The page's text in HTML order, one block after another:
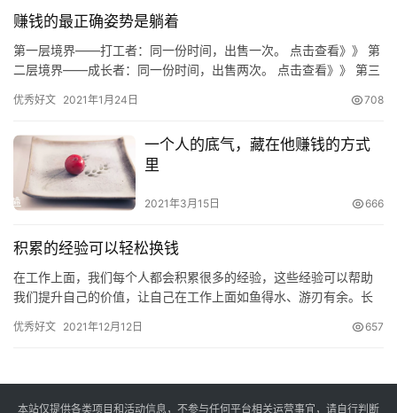
赚钱的最正确姿势是躺着
第一层境界——打工者：同一份时间，出售一次。 点击查看》》 第
二层境界——成长者：同一份时间，出售两次。 点击查看》》 第三
优秀好文 2021年1月24日 708
一个人的底气，藏在他赚钱的方式
里
2021年3月15日 666
积累的经验可以轻松换钱
在工作上面，我们每个人都会积累很多的经验，这些经验可以帮助
我们提升自己的价值，让自己在工作上面如鱼得水、游刃有余。长
其他…
优秀好文 2021年12月12日 657
本站仅提供各类项目和活动信息，不参与任何平台相关运营事宜，请自行判断